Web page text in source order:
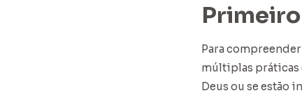
Para
múltiplas práticas
Deus ou se estão